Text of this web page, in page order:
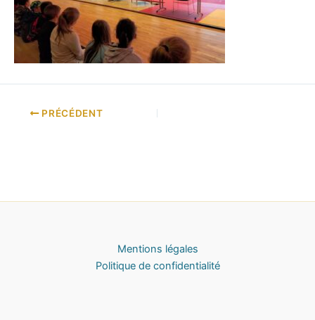
PRÉCÉDENT
Mentions légales
Politique de confidentialité